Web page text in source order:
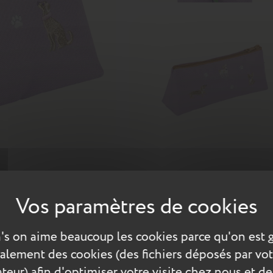
on aime beaucoup les cookies parce qu'on est
des cookies (des fichiers déposés par
! Petits chiens brodés aux détails dorés et couleurs tendres
cette trousse peut accueillir tous les indispensables de
au temps et l’accompagner durant plusieurs années.
Scolaire Nos amis les animaux